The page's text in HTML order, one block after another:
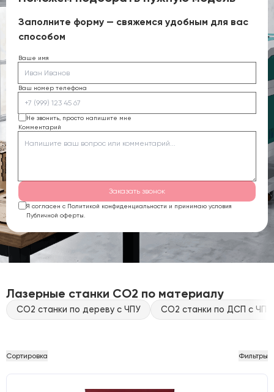
Заполните форму — свяжемся удобным для вас
способом
Ваше имя
Ваш номер телефона
Не звонить, просто напишите мне
Комментарий
Заказать звонок
Я согласен с Политикой конфиденциальности и принимаю условия
Публичной оферты.
Лазерные станки CO2 по материалу
CO2 станки по дереву с ЧПУ CO2 станки по ДСП с ЧПУ
Сортировка Фильтры